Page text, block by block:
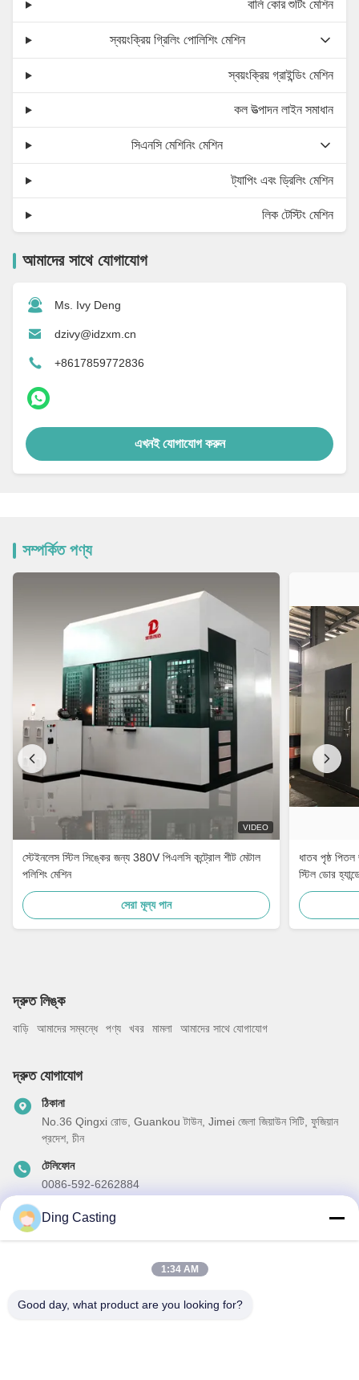
বালি কোর শুটিং মেশিন
স্বয়ংক্রিয় গ্রিলিং পোলিশিং মেশিন
স্বয়ংক্রিয় গ্রাইন্ডিং মেশিন
কল উত্পাদন লাইন সমাধান
সিএনসি মেশিনিং মেশিন
ট্যাপিং এবং ড্রিলিং মেশিন
লিক টেস্টিং মেশিন
আমাদের সাথে যোগাযোগ
Ms. Ivy Deng
dzivy@idzxm.cn
+8617859772836
এখনই যোগাযোগ করুন
সম্পর্কিত পণ্য
VIDEO
স্টেইনলেস স্টিল সিঙ্কের জন্য 380V পিএলসি কন্ট্রোল শীট মেটাল
পলিশিং মেশিন
সেরা মূল্য পান
ধাতব পৃষ্ঠ
স্টিল ডোর
দ্রুত লিঙ্ক
বাড়ি আমাদের সম্বন্ধে পণ্য খবর মামলা আমাদের সাথে যোগাযোগ
দ্রুত যোগাযোগ
ঠিকানা
No.36 Qingxi রোড, Guankou টাউন, Jimei জেলা জিয়াউন সিটি, ফুজিয়ান
প্রদেশ, চীন
টেলিফোন
0086-592-6262884
ই-মেইল
আমাদের নিউজলেটার
Ding Casting
1:34 AM
Good day, what product are you looking for?